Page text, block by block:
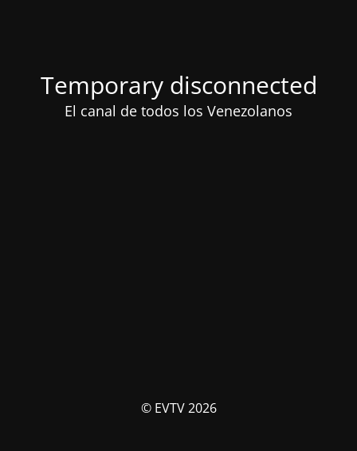
Temporary disconnected
El canal de todos los Venezolanos
© EVTV 2026